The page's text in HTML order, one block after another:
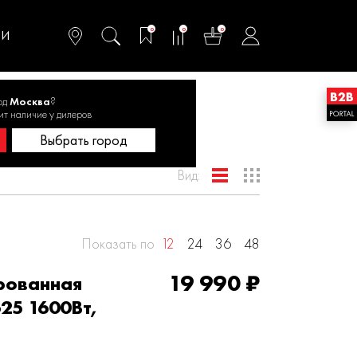
0 0 0
Москва?
наличие у дилеров
Выбрать город
Вид:
Показать по 12 24 36 48
1600Вт,
19 990 ₽